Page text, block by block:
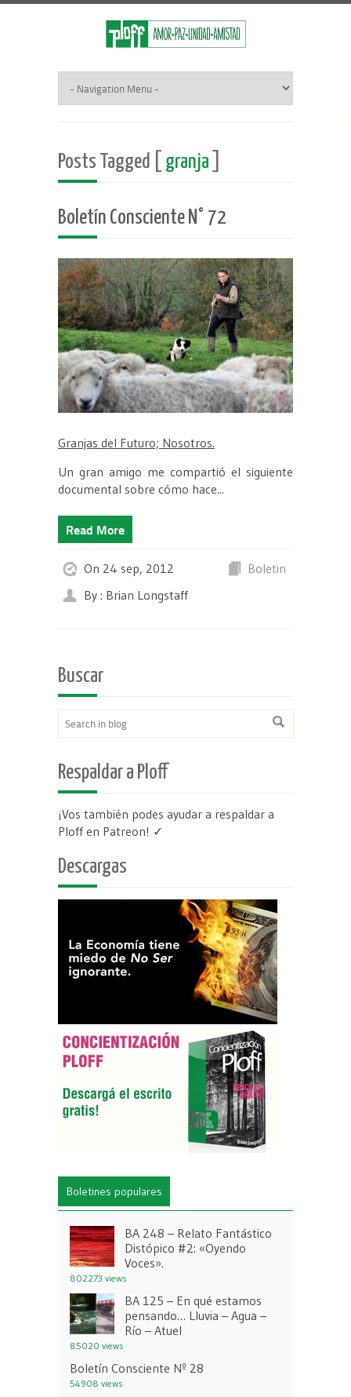
Posts Tagged [ granja
Boletín Consciente N° 72
Granjas del Futuro; Nosotros.
Un gran amigo me compartió el siguiente
documental sobre cómo hace...
Read More
On 24 sep, 2012
Boletin
By : Brian Longstaff
Buscar
Respaldar a Ploff
¡Vos también podes ayudar a respaldar a
Ploff en Patreon! ✓
Descargas
Boletines populares
BA 248 – Relato Fantástico
Distópico #2: «Oyendo
Voces».
802273 views
BA 125 – En qué estamos
pensando… Lluvia – Agua –
Río – Atuel
85020 views
Boletín Consciente Nº 28
54908 views